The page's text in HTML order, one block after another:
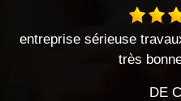
effectués dans les délais,